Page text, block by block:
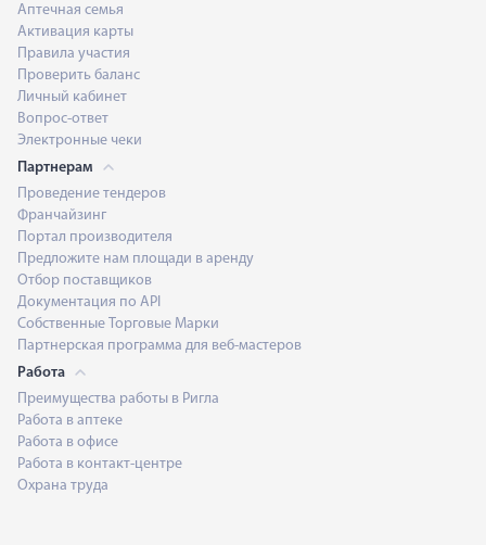
Аптечная семья
Активация карты
Правила участия
Проверить баланс
Личный кабинет
Вопрос-ответ
Электронные чеки
Партнерам
Проведение тендеров
Франчайзинг
Портал производителя
Предложите нам площади в аренду
Отбор поставщиков
Документация по API
Собственные Торговые Марки
Партнерская программа для веб-мастеров
Работа
Преимущества работы в Ригла
Работа в аптеке
Работа в офисе
Работа в контакт-центре
Охрана труда